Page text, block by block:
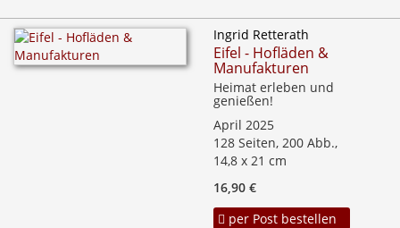
Ingrid Retterath
Eifel - Hofläden &
Manufakturen
Heimat erleben und
genießen!
April 2025
128 Seiten, 200 Abb.,
14,8 x 21 cm
16,90 €
per Post bestellen